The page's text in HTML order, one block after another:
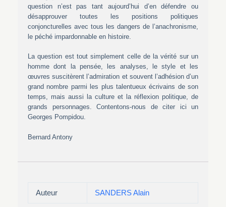
question n’est pas tant aujourd’hui d’en défendre ou
désapprouver toutes les positions politiques
conjoncturelles avec tous les dangers de l’anachronisme,
le péché impardonnable en histoire.
La question est tout simplement celle de la vérité sur un
homme dont la pensée, les analyses, le style et les
œuvres suscitèrent l’admiration et souvent l’adhésion d’un
grand nombre parmi les plus talentueux écrivains de son
temps, mais aussi la culture et la réflexion politique, de
grands personnages. Contentons-nous de citer ici un
Georges Pompidou.
Bernard Antony
Auteur SANDERS Alain